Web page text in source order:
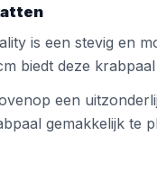
is een stevig en
biedt deze
een
gemakkelijk te